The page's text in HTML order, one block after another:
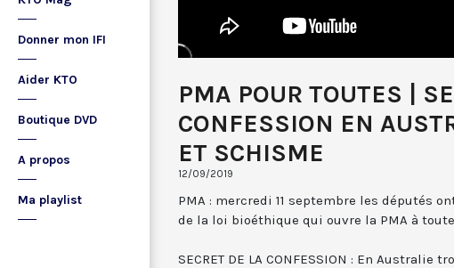
Donner mon IFI
Aider KTO
Boutique DVD
A propos
Ma playlist
PMA POUR TOUTES |
CONFESSION EN
ET SCHISME
12/09/2019
PMA : mercredi 11 septembre les députés
de la loi bioéthique qui ouvre la PMA à
SECRET DE LA CONFESSION : En Australie